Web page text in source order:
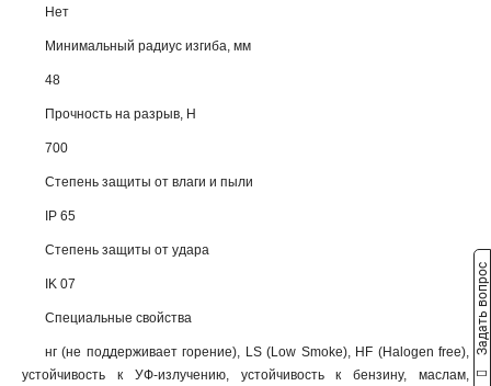
Нет
Минимальный радиус изгиба, мм
48
Прочность на разрыв, Н
700
Степень защиты от влаги и пыли
IP 65
Степень защиты от удара
IK 07
Специальные свойства
нг (не поддерживает горение), LS (Low Smoke), HF (Halogen free),
устойчивость к УФ-излучению, устойчивость к бензину, маслам,
Задать вопрос